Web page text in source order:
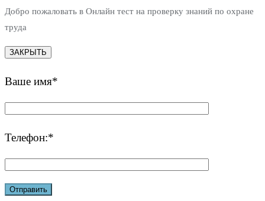
Добро пожаловать в Онлайн тест на проверку знаний по охране
труда
ЗАКРЫТЬ
Ваше имя*
Телефон:*